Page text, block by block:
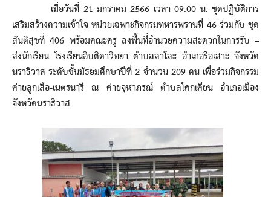
เมื่อวันที่ 21 มกราคม 2566 เวลา 09.00 น. ชุดปฏิบัติการ
เสริมสร้างความเข้าใจ หน่วยเฉพาะกิจกรมทหารพรานที่ 46 ร่วมกับ ชุด
สันติสุขที่ 406 พร้อมคณะครู ลงพื้นที่อำนวยความสะดวกในการรับ –
ส่งนักเรียน โรงเรียนอิบติดาวิทยา ตำบลลาโละ อำเภอรือเสาะ จังหวัด
นราธิวาส ระดับชั้นมัธยมศึกษาปีที่ 2 จำนวน 209 คน เพื่อร่วมกิจกรรม
ค่ายลูกเสือ-เนตรนารี ณ ค่ายจุฬาภรณ์ ตำบลโคกเคียน อำเภอเมือง
จังหวัดนราธิวาส